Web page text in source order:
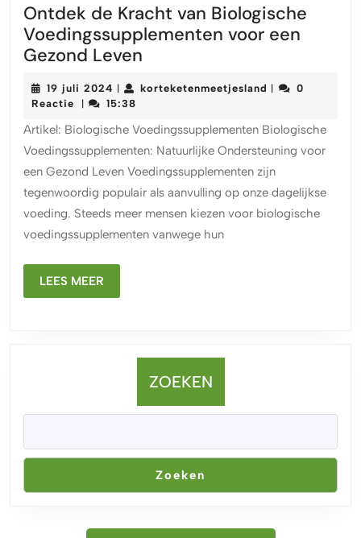
Ontdek de Kracht van Biologische
Voedingssupplementen voor een
Gezond Leven
Kracht
Biologische
Voedingssupplementen
voor
een
Gezond
Leven
19 juli 2024 19
juli
| korteketenmeetjesland |
0
Reactie
| 15:38
Artikel: Biologische Voedingssupplementen Biologische
Voedingssupplementen: Natuurlijke Ondersteuning voor
een Gezond Leven Voedingssupplementen zijn
tegenwoordig populair als aanvulling op onze dagelijkse
voeding. Steeds meer mensen kiezen voor biologische
voedingssupplementen vanwege hun
LEES MEER
MEER
ZOEKEN
Zoeken